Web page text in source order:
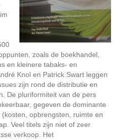
zoals de boekhandel,
en kleinere tabaks- en
Knol en Patrick Swart leggen
zijn rond de distributie en
De pluriformiteit van de pers
gegeven de dominante
opbrengsten, ruimte en
Veel titels zijn niet of zeer
verkoop. Het